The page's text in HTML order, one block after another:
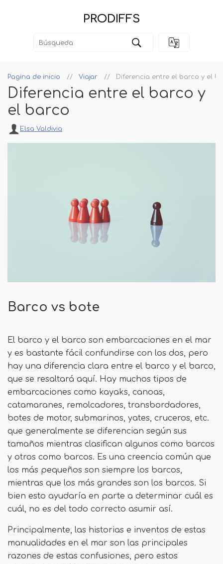
PRODIFFS
Pagina de inicio Viajar Diferencia entre el barco y el
Diferencia entre el barco y
el barco
Elsa Valdivia
Barco vs bote
El barco y el barco son embarcaciones en el mar
y es bastante fácil confundirse con los dos, pero
hay una diferencia clara entre el barco y el barco,
que se resaltará aquí. Hay muchos tipos de
embarcaciones como kayaks, canoas,
catamaranes, remolcadores, transbordadores,
botes de motor, submarinos, yates, cruceros, etc.
que generalmente se diferencian según sus
tamaños mientras clasifican algunos como barcos
y otros como barcos. Es una creencia común que
los más pequeños son siempre los barcos,
mientras que los más grandes son los barcos. Si
bien esto ayudaría en parte a determinar cuál es
cuál, no es del todo correcto asumir así.
Principalmente, las historias e inventos de estas
manualidades en el mar son las principales
razones de estas confusiones, pero estos